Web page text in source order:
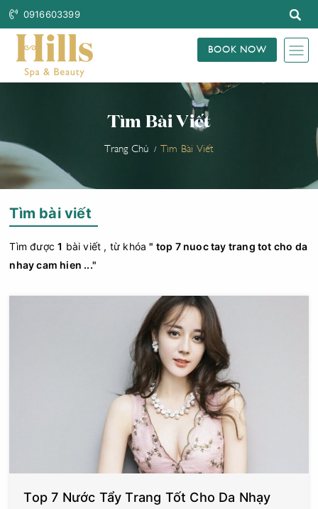
0916603399
BOOK NOW
Tìm Bài Viết
Trang Chủ Tìm Bài Viết
Tìm bài viết
Tìm được1 bài viết , từ khóa" top 7 nuoc tay trang tot cho da
nhay cam hien ..."
Top 7 Nước Tẩy Trang Tốt Cho Da Nhạy